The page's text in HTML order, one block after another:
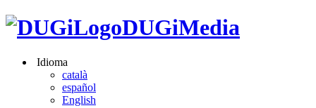
DUGiMedia
Idioma
català
español
English